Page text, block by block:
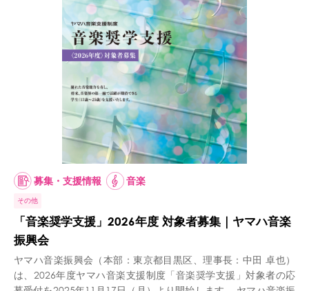
募集・支援情報 音楽
その他
「音楽奨学支援」2026年度 対象者募集｜ヤマハ音楽
振興会
ヤマハ音楽振興会（本部：東京都目黒区、理事長：中田 卓也）
は、2026年度ヤマハ音楽支援制度「音楽奨学支援」対象者の応